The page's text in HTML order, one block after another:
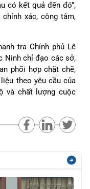
có kết quả đến đó”,
xác, công tâm,
tra Chính phủ Lê
Ninh chỉ đạo các sở,
phối hợp chặt chẽ,
theo yêu cầu của
và chất lượng cuộc